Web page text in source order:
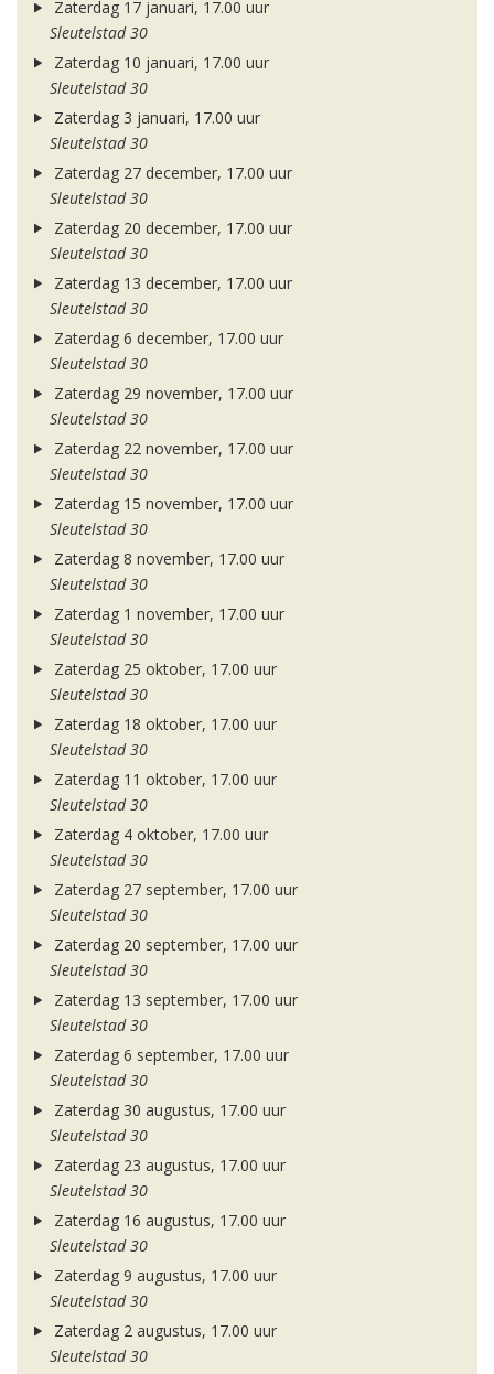
Zaterdag 17 januari, 17.00 uur
Sleutelstad 30
Zaterdag 10 januari, 17.00 uur
Sleutelstad 30
Zaterdag 3 januari, 17.00 uur
Sleutelstad 30
Zaterdag 27 december, 17.00 uur
Sleutelstad 30
Zaterdag 20 december, 17.00 uur
Sleutelstad 30
Zaterdag 13 december, 17.00 uur
Sleutelstad 30
Zaterdag 6 december, 17.00 uur
Sleutelstad 30
Zaterdag 29 november, 17.00 uur
Sleutelstad 30
Zaterdag 22 november, 17.00 uur
Sleutelstad 30
Zaterdag 15 november, 17.00 uur
Sleutelstad 30
Zaterdag 8 november, 17.00 uur
Sleutelstad 30
Zaterdag 1 november, 17.00 uur
Sleutelstad 30
Zaterdag 25 oktober, 17.00 uur
Sleutelstad 30
Zaterdag 18 oktober, 17.00 uur
Sleutelstad 30
Zaterdag 11 oktober, 17.00 uur
Sleutelstad 30
Zaterdag 4 oktober, 17.00 uur
Sleutelstad 30
Zaterdag 27 september, 17.00 uur
Sleutelstad 30
Zaterdag 20 september, 17.00 uur
Sleutelstad 30
Zaterdag 13 september, 17.00 uur
Sleutelstad 30
Zaterdag 6 september, 17.00 uur
Sleutelstad 30
Zaterdag 30 augustus, 17.00 uur
Sleutelstad 30
Zaterdag 23 augustus, 17.00 uur
Sleutelstad 30
Zaterdag 16 augustus, 17.00 uur
Sleutelstad 30
Zaterdag 9 augustus, 17.00 uur
Sleutelstad 30
Zaterdag 2 augustus, 17.00 uur
Sleutelstad 30